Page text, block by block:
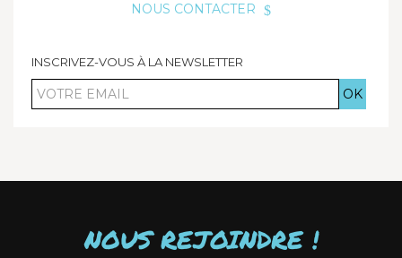
NOUS CONTACTER
INSCRIVEZ-VOUS À LA NEWSLETTER
Votre
email
NOUS REJOINDRE !